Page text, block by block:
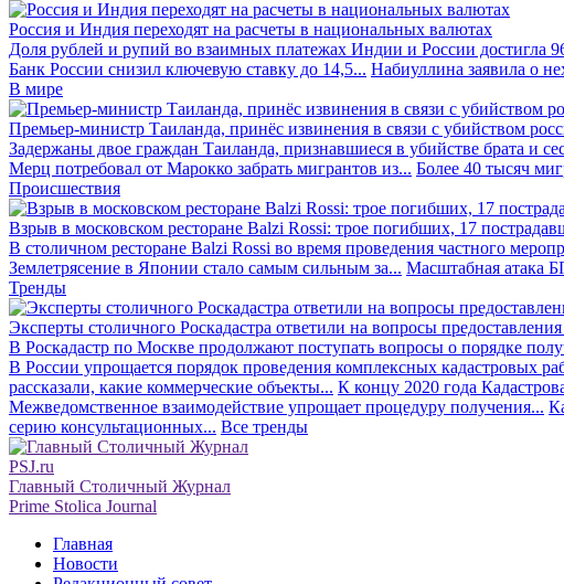
Россия и Индия переходят на расчеты в национальных валютах
Доля рублей и рупий во взаимных платежах Индии и России достигла
Банк России снизил ключевую ставку до 14,5... Набиуллина заявила о
В мире
Премьер-министр Таиланда, принёс извинения в связи с убийством
Задержаны двое граждан Таиланда, признавшиеся в убийстве брата и
Мерц потребовал от Марокко забрать мигрантов из... Более 40 тысяч
Происшествия
Взрыв в московском ресторане Balzi Rossi: трое погибших, 17
В столичном ресторане Balzi Rossi во время проведения частного
Землетрясение в Японии стало самым сильным за... Масштабная атака
Тренды
Эксперты столичного Роскадастра ответили на вопросы
В Роскадастр по Москве продолжают поступать вопросы о порядке
В России упрощается порядок проведения комплексных кадастровых
рассказали, какие коммерческие объекты... К концу 2020 года
Межведомственное взаимодействие упрощает процедуру получения...
серию консультационных... Все тренды
PSJ.ru
Главный Столичный Журнал
Prime Stolica Journal
Главная
Новости